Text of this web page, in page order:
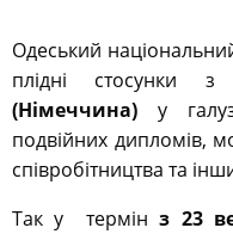
Одеський
плідні стосунки з
(Німеччина) у
подвійних дипломів,
співробітництва та
Так у термінз 23